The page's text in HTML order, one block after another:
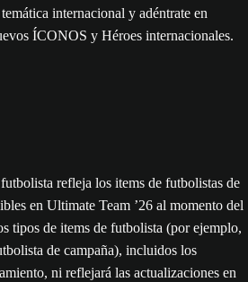
internacional y adéntrate en
ÍCONOS y Héroes internacionales.
refleja los items de futbolistas de
en Ultimate Team ’26 al momento del
tipos de items de futbolista (por ejemplo,
de campaña), incluidos los
ni reflejará las actualizaciones en